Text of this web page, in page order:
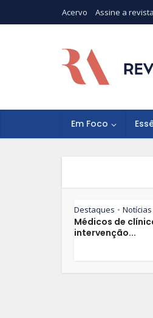
Acervo Assine a revista
Em Foco
Destaques • Notícias
Médicos de
intervenção...